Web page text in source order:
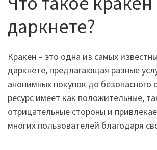
даркнете?
Кракен – это одна из самых
даркнете, предлагающая разные
анонимных покупок до безопасного
ресурс имеет как положительные,
отрицательные стороны и
многих пользователей благодаря